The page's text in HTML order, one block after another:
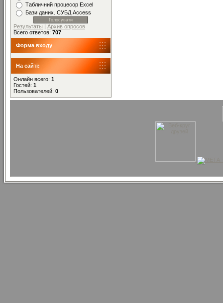
Табличний процесор Excel
Бази даних. СУБД Access
Результаты | Архив опросов
Всего ответов: 707
Форма входу
На сайті:
Онлайн всего: 1
Гостей: 1
Пользователей: 0